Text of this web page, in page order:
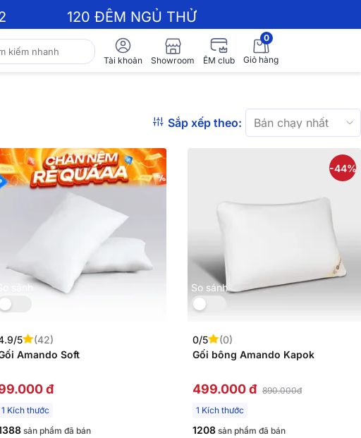
120 ĐÊM NGỦ THỬ
Tài khoản Showroom ÊM club
0
Giỏ hàng
Sắp xếp theo:
So sánh
5
(42)
Amando Soft
đ
1 Kích thước
sản phẩm đã bán
So sánh
-44%
0/5
(0)
Gối bông Amando Kapok
499.000 đ 890.000đ
1 Kích thước
1208 sản phẩm đã bán